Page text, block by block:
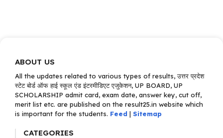
ABOUT US
All the updates related to various types of results, उत्तर प्रदेश
स्टेट बोर्ड ऑफ हाई स्कूल एंड इंटरमीडिएट एजुकेशन, UP BOARD, UP
SCHOLARSHIP admit card, exam date, answer key, cut off,
merit list etc. are published on the result25.in website which
is important for the students. Feed | Sitemap
CATEGORIES